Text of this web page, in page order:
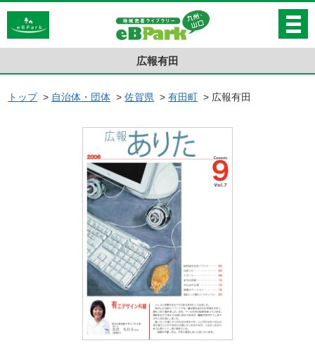
広報有田
トップ> 自治体・団体 >佐賀県 >有田町 > 広報有田